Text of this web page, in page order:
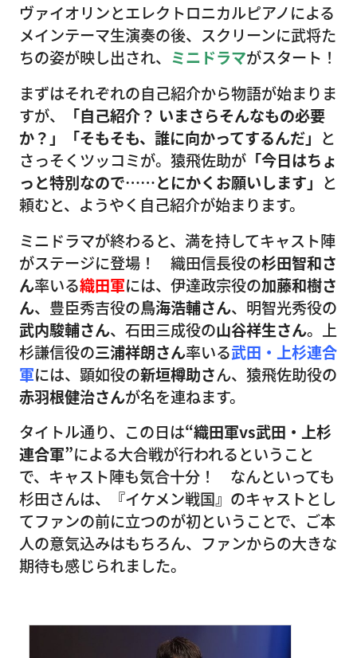
ヴァイオリンとエレクトロニカルピアノによる
メインテーマ生演奏の後、スクリーンに武将た
ちの姿が映し出され、 ミニドラマがスタート！
まずはそれぞれの自己紹介から物語が始まりま
すが、
「自己紹介？ いまさらそんなもの必要
か？」「そもそも、誰に向かってするんだ」 と
さっそくツッコミが。猿飛佐助が 「今日はちょ
っと特別なので……とにかくお願いします」 と
頼むと、ようやく自己紹介が始まります。
ミニドラマが終わると、満を持してキャスト陣
がステージに登場！ 織田信長役の杉田智和さ
ん率いる織田軍には、伊達政宗役の加藤和樹さ
ん、豊臣秀吉役の鳥海浩輔さん、明智光秀役の
武内駿輔さん、石田三成役の山谷祥生さん。上
杉謙信役の三浦祥朗さん率いる武田・上杉連合
軍には、顕如役の新垣樽助さん、猿飛佐助役の
赤羽根健治さんが名を連ねます。
タイトル通り、この日は“織田軍vs武田・上杉
連合軍”による大合戦が行われるということ
で、キャスト陣も気合十分！ なんといっても
杉田さんは、『イケメン戦国』のキャストとし
てファンの前に立つのが初ということで、ご本
人の意気込みはもちろん、ファンからの大きな
期待も感じられました。